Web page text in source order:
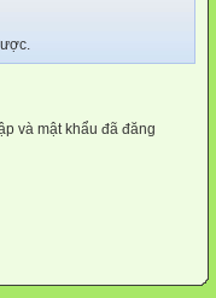
và mật khẩu đã đăng